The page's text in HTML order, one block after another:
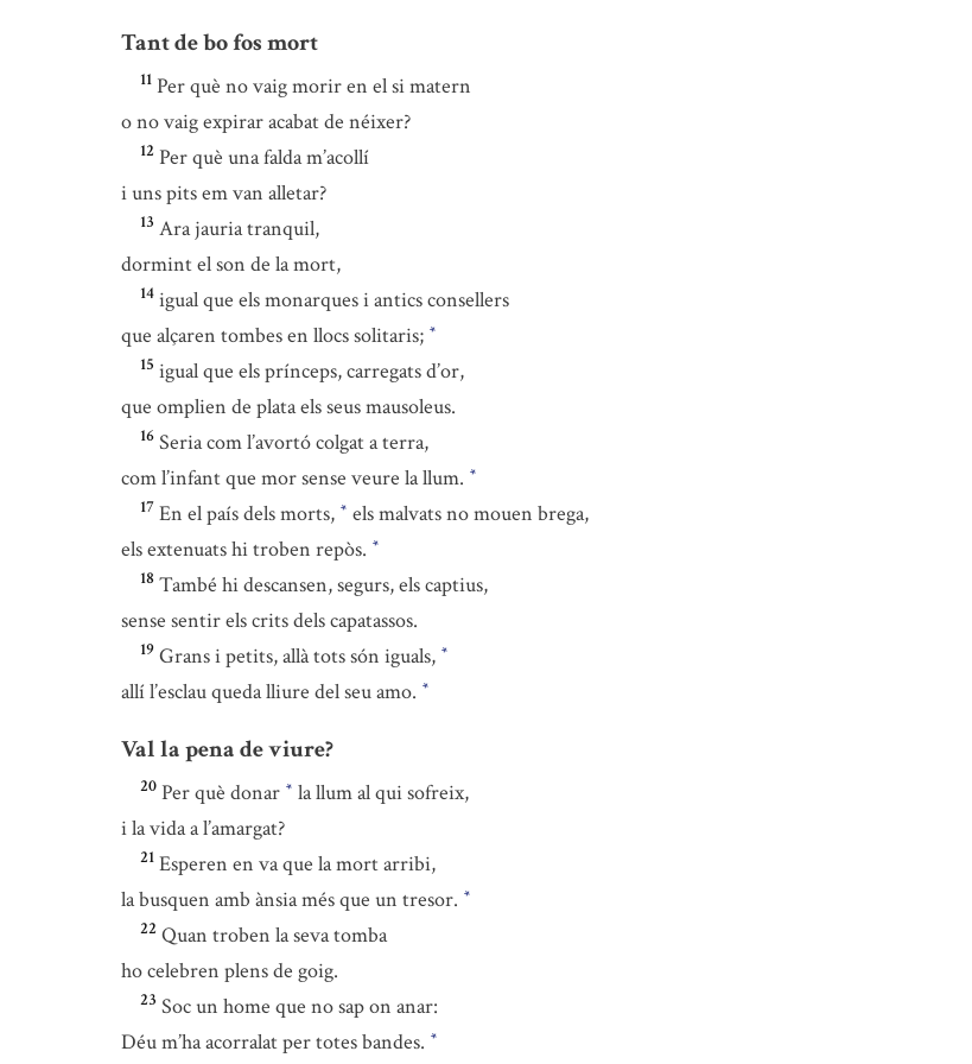
Tant de bo fos mort
11 Per què no vaig morir en el si matern
o no vaig expirar acabat de néixer?
12 Per què una falda m’acollí
i uns pits em van alletar?
13 Ara jauria tranquil,
dormint el son de la mort,
14 igual que els monarques i antics consellers
que alçaren tombes en llocs solitaris; *
15 igual que els prínceps, carregats d’or,
que omplien de plata els seus mausoleus.
16 Seria com l’avortó colgat a terra,
com l’infant que mor sense veure la llum. *
17 En el país dels morts, * els malvats no mouen brega,
els extenuats hi troben repòs. *
18 També hi descansen, segurs, els captius,
sense sentir els crits dels capatassos.
19 Grans i petits, allà tots són iguals, *
allí l’esclau queda lliure del seu amo. *
Val la pena de viure?
20 Per què donar * la llum al qui sofreix,
i la vida a l’amargat?
21 Esperen en va que la mort arribi,
la busquen amb ànsia més que un tresor. *
22 Quan troben la seva tomba
ho celebren plens de goig.
23 Soc un home que no sap on anar:
Déu m’ha acorralat per totes bandes. *